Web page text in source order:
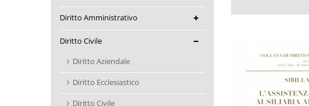
Diritto Amministrativo
Diritto Civile
Diritto Aziendale
Diritto Ecclesiastico
Diritto Civile